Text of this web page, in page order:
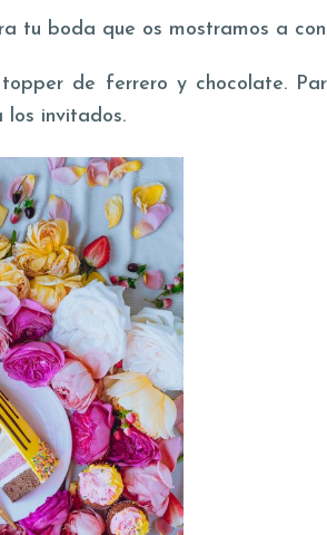
tu boda que os mostramos a
de ferrero y chocolate.
los invitados.